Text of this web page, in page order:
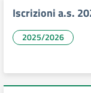
Iscrizioni a.s.
2025/2026